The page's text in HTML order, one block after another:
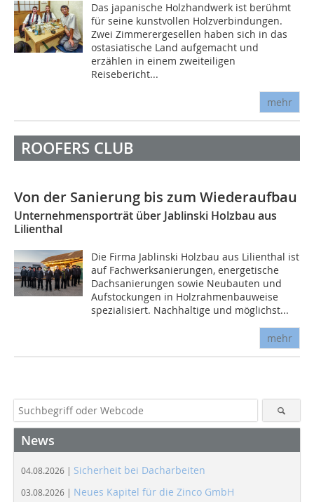
Das japanische Holzhandwerk ist berühmt
für seine kunstvollen Holzverbindungen.
Zwei Zimmerergesellen haben sich in das
ostasiatische Land aufgemacht und
erzählen in einem zweiteiligen
Reisebericht...
mehr
ROOFERS CLUB
Von der Sanierung bis zum Wiederaufbau
Unternehmensporträt über Jablinski Holzbau aus
Lilienthal
Die Firma Jablinski Holzbau aus Lilienthal ist
auf Fachwerksanierungen, energetische
Dachsanierungen sowie Neubauten und
Aufstockungen in Holzrahmenbauweise
spezialisiert. Nachhaltige und möglichst...
mehr
News
04.08.2026 | Sicherheit bei Dacharbeiten
03.08.2026 | Neues Kapitel für die Zinco GmbH